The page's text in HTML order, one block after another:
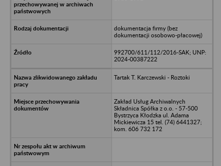
dokumentacja firmy (bez
dokumentacji osobowo-płacowej)
992700/611/112/2016-SAK; UNP:
2024-00387222
Tartak T. Karczewski - Roztoki
Zakład Usług Archiwalnych
Składnica Spółka z o.o. - 57-500
Bystrzyca Kłodzka ul. Adama
Mickiewicza 15 tel. (74) 6441327;
kom. 606 732 172